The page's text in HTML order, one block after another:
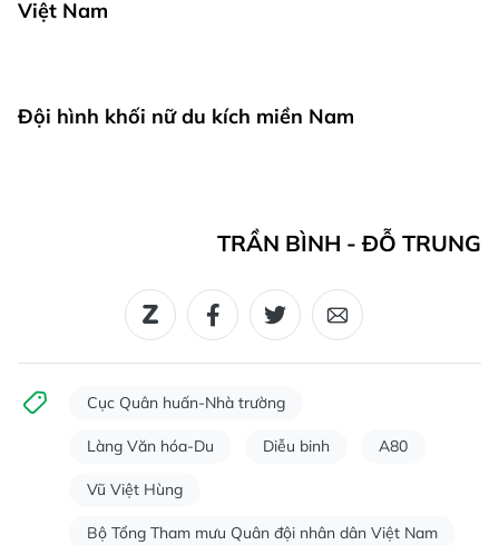
Đội hình nữ chiến sĩ thông tin liên lạc